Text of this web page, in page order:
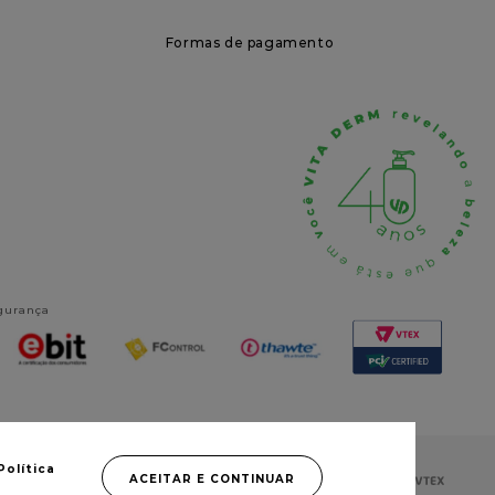
Formas de pagamento
ACEITAR E CONTINUAR